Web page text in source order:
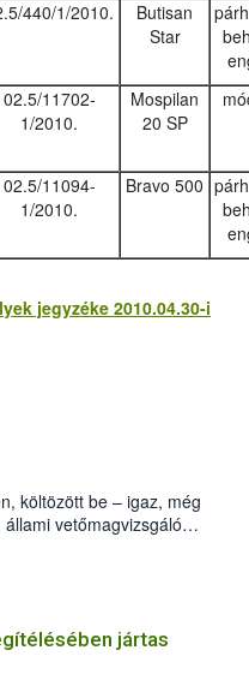
440/1/2010.
Butisan
Star
02.5/11702-
1/2010.
Mospilan
20 SP
02.5/11094-
1/2010.
Bravo 500
jegyzéke 2010.04.30-i
költözött be – igaz, még
vetőmagvizsgáló
Czigler Győző által
jártas